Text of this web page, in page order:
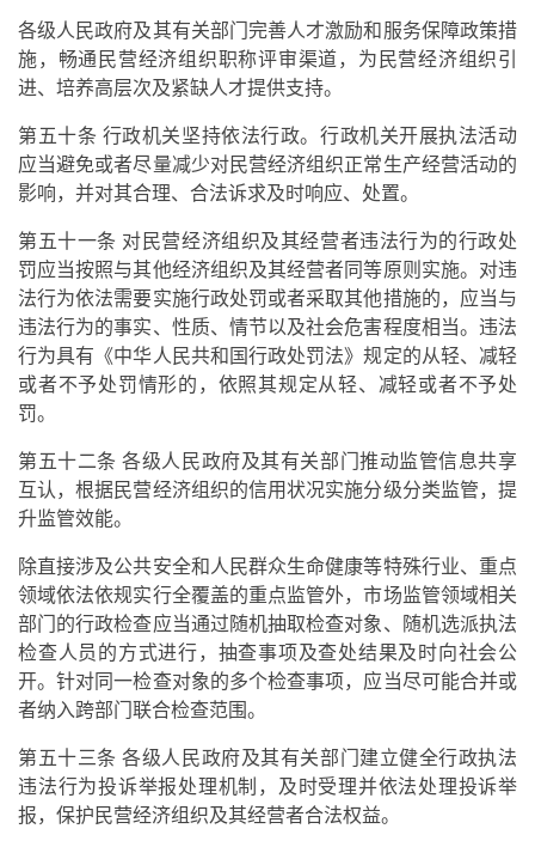
各级人民政府及其有关部门完善人才激励和服务保障政策措
施，畅通民营经济组织职称评审渠道，为民营经济组织引
进、培养高层次及紧缺人才提供支持。
第五十条 行政机关坚持依法行政。行政机关开展执法活动
应当避免或者尽量减少对民营经济组织正常生产经营活动的
影响，并对其合理、合法诉求及时响应、处置。
第五十一条 对民营经济组织及其经营者违法行为的行政处
罚应当按照与其他经济组织及其经营者同等原则实施。对违
法行为依法需要实施行政处罚或者采取其他措施的，应当与
违法行为的事实、性质、情节以及社会危害程度相当。违法
行为具有《中华人民共和国行政处罚法》规定的从轻、减轻
或者不予处罚情形的，依照其规定从轻、减轻或者不予处
罚。
第五十二条 各级人民政府及其有关部门推动监管信息共享
互认，根据民营经济组织的信用状况实施分级分类监管，提
升监管效能。
除直接涉及公共安全和人民群众生命健康等特殊行业、重点
领域依法依规实行全覆盖的重点监管外，市场监管领域相关
部门的行政检查应当通过随机抽取检查对象、随机选派执法
检查人员的方式进行，抽查事项及查处结果及时向社会公
开。针对同一检查对象的多个检查事项，应当尽可能合并或
者纳入跨部门联合检查范围。
第五十三条 各级人民政府及其有关部门建立健全行政执法
违法行为投诉举报处理机制，及时受理并依法处理投诉举
报，保护民营经济组织及其经营者合法权益。